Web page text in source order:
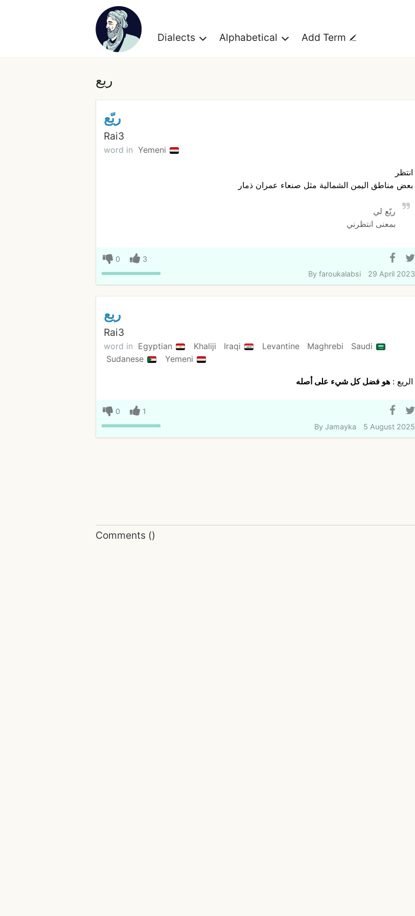
Dialects Alphabetical Add Term
ريع
ريّع
Rai3
word in Yemeni
انتظر
بعض مناطق اليمن الشمالية مثل صنعاء عمران ذمار
ريّع لي
بمعنى انتظرني
0
3
Byfaroukalabsi 29 April 2023
ريع
Rai3
word in Egyptian Khaliji Iraqi Levantine Maghrebi
Saudi
Sudanese
Yemeni
الريع :هو فضل كل شيء على أصله
0
1
By Jamayka 5 August 2025
Comments ()